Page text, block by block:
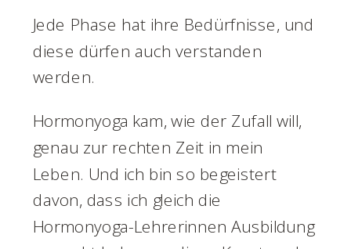
Jede Phase hat ihre Bedürfnisse, und
diese dürfen auch verstanden
werden.
Hormonyoga kam, wie der Zufall will,
genau zur rechten Zeit in mein
Leben. Und ich bin so begeistert
davon, dass ich gleich die
Hormonyoga-Lehrerinnen Ausbildung